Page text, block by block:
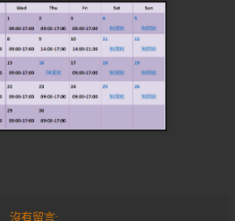
沒有留言: